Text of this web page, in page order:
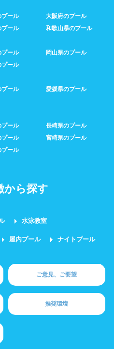
プール
大阪府のプール
プール
和歌山県のプール
プール
岡山県のプール
プール
プール
愛媛県のプール
プール
長崎県のプール
プール
宮崎県のプール
プール
から探す
水泳教室
屋内プール ナイトプール
ご意見、ご要望
推奨環境